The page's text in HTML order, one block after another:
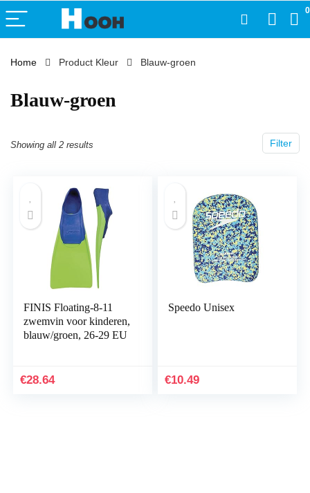
0
Home Product Kleur ‎Blauw-groen
‎Blauw-groen
Filter
Showing all 2 results
FINIS Floating-8-11
zwemvin voor kinderen,
blauw/groen, 26-29 EU
€28.64
Speedo Unisex
€10.49